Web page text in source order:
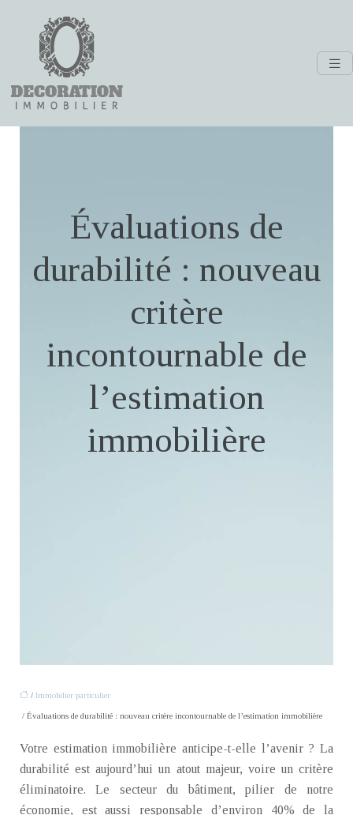
Évaluations de
durabilité : nouveau
critère
incontournable de
l’estimation
immobilière
/ Immobilier particulier
/ Évaluations de durabilité : nouveau critère incontournable de l’estimation immobilière
Votre estimation immobilière anticipe-t-elle l’avenir ? La
durabilité est aujourd’hui un atout majeur, voire un critère
éliminatoire. Le secteur du bâtiment, pilier de notre
économie, est aussi responsable d’environ 40% de la